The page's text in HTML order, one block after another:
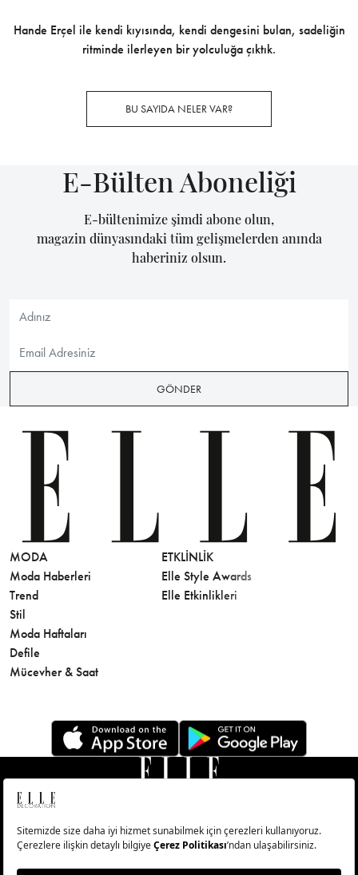
Hande Erçel ile kendi kıyısında, kendi dengesini bulan, sadeliğin
ritminde ilerleyen bir yolculuğa çıktık.
BU SAYIDA NELER VAR?
E-Bülten Aboneliği
E-bültenimize şimdi abone olun,
magazin dünyasındaki tüm gelişmelerden anında
haberiniz olsun.
GÖNDER
MODA
Moda Haberleri
Trend
Stil
Moda Haftaları
Defile
Mücevher & Saat
ETKLINLIK
Elle Style Awards
Elle Etkinlikleri